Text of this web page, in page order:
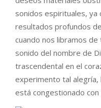
sonidos espirituales,
resultados profundos
cuando nos libramos
sonido del nombre de
trascendental en el
experimento tal alegría,
está congestionado